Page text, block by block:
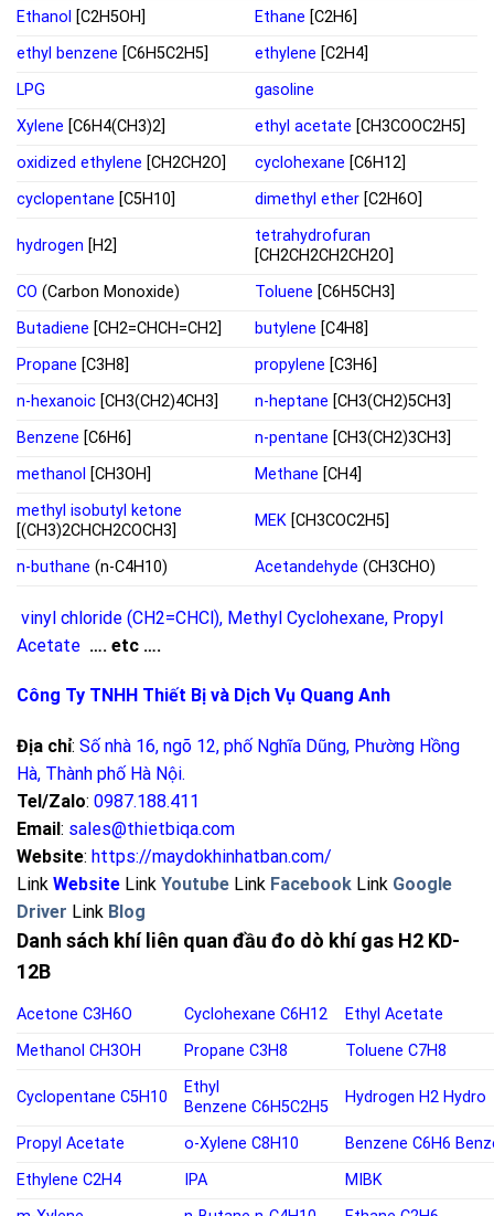
Ethanol [C2H5OH] Ethane [C2H6]
ethyl benzene [C6H5C2H5] ethylene [C2H4]
LPG
gasoline
Xylene [C6H4(CH3)2] ethyl acetate [CH3COOC2H5]
oxidized ethylene [CH2CH2O] cyclohexane [C6H12]
cyclopentane [C5H10] dimethyl ether [C2H6O]
hydrogen [H2]
tetrahydrofuran
[CH2CH2CH2CH2O]
CO (Carbon Monoxide) Toluene [C6H5CH3]
Butadiene [CH2=CHCH=CH2] butylene [C4H8]
Propane [C3H8] propylene [C3H6]
n-hexanoic [CH3(CH2)4CH3] n-heptane [CH3(CH2)5CH3]
Benzene [C6H6] n-pentane [CH3(CH2)3CH3]
methanol [CH3OH] Methane [CH4]
methyl isobutyl ketone
[(CH3)2CHCH2COCH3]
MEK [CH3COC2H5]
n-buthane (n-C4H10) Acetandehyde (CH3CHO)
vinyl chloride (CH2=CHCl), Methyl Cyclohexane, Propyl
Acetate …. etc ….
Công Ty TNHH Thiết Bị và Dịch Vụ Quang Anh
Địa chỉ: Số nhà 16, ngõ 12, phố Nghĩa Dũng, Phường Hồng
Hà, Thành phố Hà Nội.
Tel/Zalo: 0987.188.411
Email : sales@thietbiqa.com
Website: https://maydokhinhatban.com/
Link Website Link Youtube Link Facebook Link Google
Driver Link Blog
Danh sách khí liên quan đầu đo dò khí gas H2 KD-
12B
Acetone C3H6O Cyclohexane C6H12
Ethyl Acetate
Methanol CH3OH Propane C3H8 Toluene C7H8
Cyclopentane C5H10
Ethyl
Benzene C6H5C2H5
Hydrogen H2 Hydro
Propyl Acetate o-Xylene C8H10 Benzene C6H6
Ethylene C2H4 IPA
MIBK